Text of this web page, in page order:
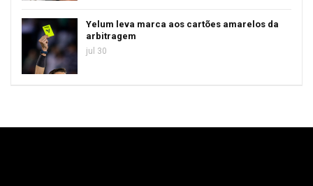
Yelum leva marca aos cartões amarelos da
arbitragem
jul 30